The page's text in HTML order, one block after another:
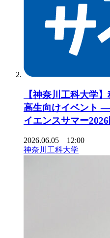
【神奈川工科大学
高生向けイベント
イエンスサマー
2026.06.05 12:00
神奈川工科大学